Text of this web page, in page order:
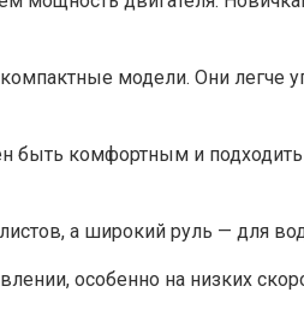
модели.​ Они легче
быть комфортным и
а широкий руль — для
особенно на низких